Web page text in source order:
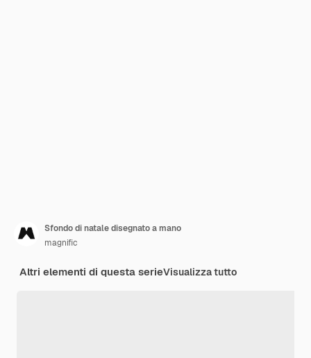
Sfondo di natale disegnato a mano
magnific
Altri elementi di questa serieVisualizza tutto